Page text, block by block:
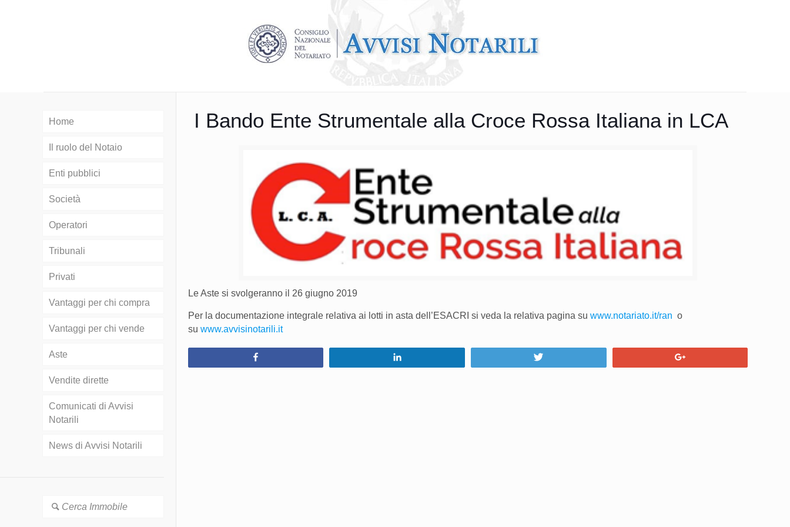
I Bando Ente Strumentale alla Croce Rossa Italiana in LCA
Le Aste si svolgeranno il 26 giugno 2019
Per la documentazione integrale relativa ai lotti in asta dell’ESACRI si veda la relativa pagina su www.notariato.it/ran o
su www.avvisinotarili.it
Home
Il ruolo del Notaio
Enti pubblici
Società
Operatori
Tribunali
Privati
Vantaggi per chi compra
Vantaggi per chi vende
Aste
Vendite dirette
Comunicati di Avvisi
Notarili
News di Avvisi Notarili
Cerca Immobile